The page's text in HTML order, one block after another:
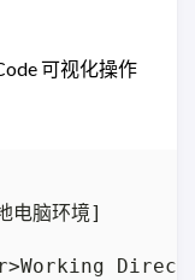
可视化操作
脑环境]